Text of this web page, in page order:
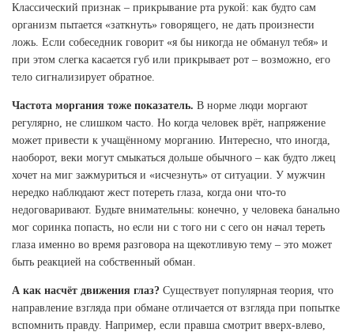
Классический признак – прикрывание рта рукой: как будто сам
организм пытается «заткнуть» говорящего, не дать произнести
ложь. Если собеседник говорит «я бы никогда не обманул тебя» и
при этом слегка касается губ или прикрывает рот – возможно, его
тело сигнализирует обратное.
Частота моргания тоже показатель. В норме люди моргают
регулярно, не слишком часто. Но когда человек врёт, напряжение
может привести к учащённому морганию. Интересно, что иногда,
наоборот, веки могут смыкаться дольше обычного – как будто лжец
хочет на миг зажмуриться и «исчезнуть» от ситуации. У мужчин
нередко наблюдают жест потереть глаза, когда они что-то
недоговаривают. Будьте внимательны: конечно, у человека банально
мог соринка попасть, но если ни с того ни с сего он начал тереть
глаза именно во время разговора на щекотливую тему – это может
быть реакцией на собственный обман.
А как насчёт движения глаз? Существует популярная теория, что
направление взгляда при обмане отличается от взгляда при попытке
вспомнить правду. Например, если правша смотрит вверх-влево,